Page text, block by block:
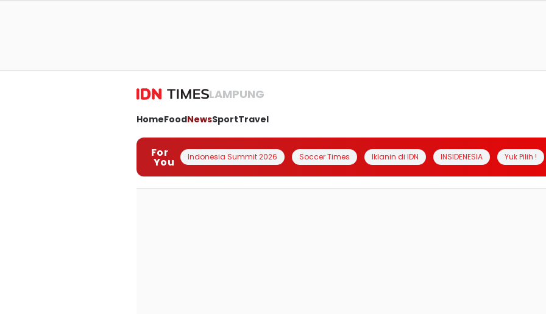
LAMPUNG
HomeFoodNewsSportTravel
For
You Indonesia Summit 2026 Soccer Times Iklanin di IDN INSIDENESIA Yuk Pilih !